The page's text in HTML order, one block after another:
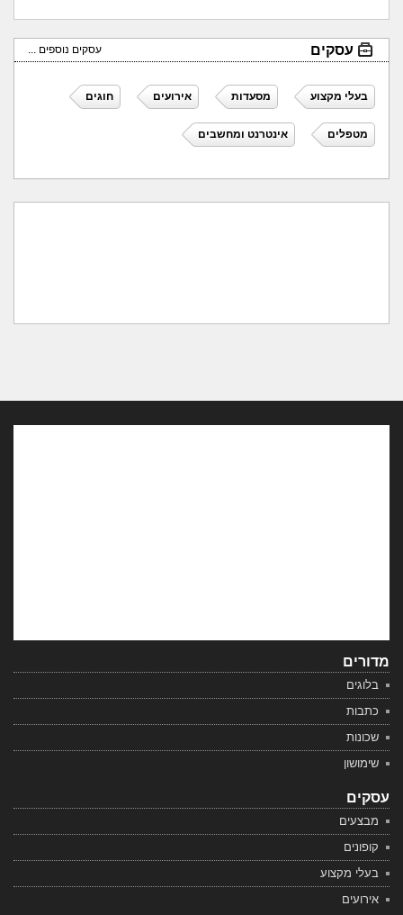
עסקים עסקים נוספים ...
בעלי מקצוע מסעדות אירועים חוגים
מטפלים אינטרנט ומחשבים
מדורים
בלוגים
כתבות
שכונות
שימושון
עסקים
מבצעים
קופונים
בעלי מקצוע
אירועים